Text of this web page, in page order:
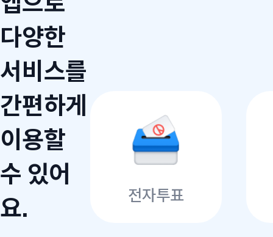
다양한
서비스를
간편하게
이용할
수 있어
요.
전자투표